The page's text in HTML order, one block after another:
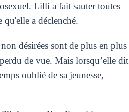
Lilli a fait sauter toutes
a déclenché.
désirées sont de plus en plus
de vue. Mais lorsqu’elle dit
oublié de sa jeunesse,